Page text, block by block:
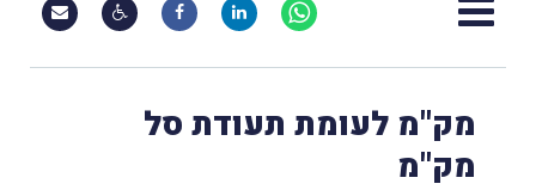
מק"מ לעומת תעודת סל
מק"מ